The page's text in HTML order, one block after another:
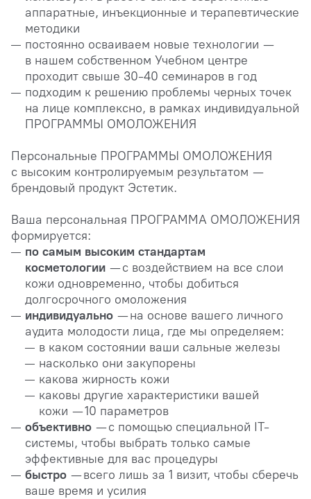
аппаратные, инъекционные и терапевтические
методики
постоянно осваиваем новые технологии —
в нашем собственном Учебном центре
проходит свыше 30-40 семинаров в год
подходим к решению проблемы черных точек
на лице комплексно, в рамках индивидуальной
ПРОГРАММЫ ОМОЛОЖЕНИЯ
Персональные ПРОГРАММЫ ОМОЛОЖЕНИЯ
с высоким контролируемым результатом —
брендовый продукт Эстетик.
Ваша персональная ПРОГРАММА ОМОЛОЖЕНИЯ
формируется:
по самым высоким стандартам
косметологии — с воздействием на все слои
кожи одновременно, чтобы добиться
долгосрочного омоложения
индивидуально — на основе вашего личного
аудита молодости лица, где мы определяем:
в каком состоянии ваши сальные железы
насколько они закупорены
какова жирность кожи
каковы другие характеристики вашей
кожи — 10 параметров
объективно — с помощью специальной IT-
системы, чтобы выбрать только самые
эффективные для вас процедуры
быстро — всего лишь за 1 визит, чтобы сберечь
ваше время и усилия